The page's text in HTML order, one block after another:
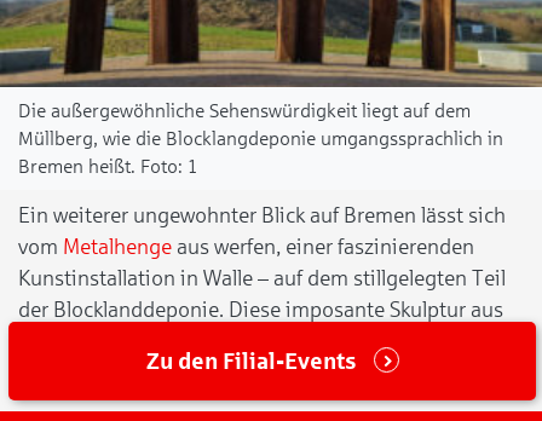
Die außergewöhnliche Sehenswürdigkeit liegt auf dem
Müllberg, wie die Blocklangdeponie umgangssprachlich in
Bremen heißt.
1
Ein weiterer ungewohnter Blick auf Bremen lässt sich
vom Metalhenge aus werfen, einer faszinierenden
Kunstinstallation in Walle – auf dem stillgelegten Teil
der Blocklanddeponie. Diese imposante Skulptur aus
industriell zugleich.Zu den Filial-Events